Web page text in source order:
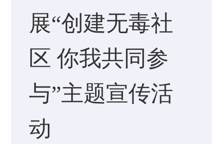
展“创建无毒社
区 你我共同参
与”主题宣传活
动